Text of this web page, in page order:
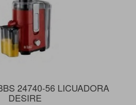
24740-56 LICUADORA
DESIRE